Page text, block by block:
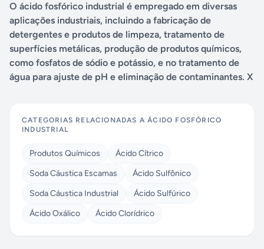
O ácido fosfórico industrial é empregado em diversas
aplicações industriais, incluindo a fabricação de
detergentes e produtos de limpeza, tratamento de
superfícies metálicas, produção de produtos químicos,
como fosfatos de sódio e potássio, e no tratamento de
água para ajuste de pH e eliminação de contaminantes. X
CATEGORIAS RELACIONADAS AÁCIDO FOSFÓRICO
INDUSTRIAL
Produtos Químicos
Ácido Cítrico
Soda Cáustica Escamas
Ácido Sulfônico
Soda Cáustica Industrial
Ácido Sulfúrico
Ácido Oxálico
Ácido Clorídrico